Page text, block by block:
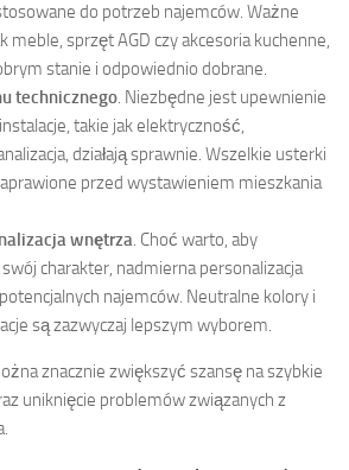
do potrzeb najemców. Ważne
meble, sprzęt AGD czy akcesoria kuchenne,
stanie i odpowiednio dobrane.
technicznego. Niezbędne jest upewnienie
takie jak elektryczność,
działają sprawnie. Wszelkie usterki
przed wystawieniem mieszkania
wnętrza. Choć warto, aby
charakter, nadmierna personalizacja
najemców. Neutralne kolory i
są zazwyczaj lepszym wyborem.
znacznie zwiększyć szansę na szybkie
uniknięcie problemów związanych z